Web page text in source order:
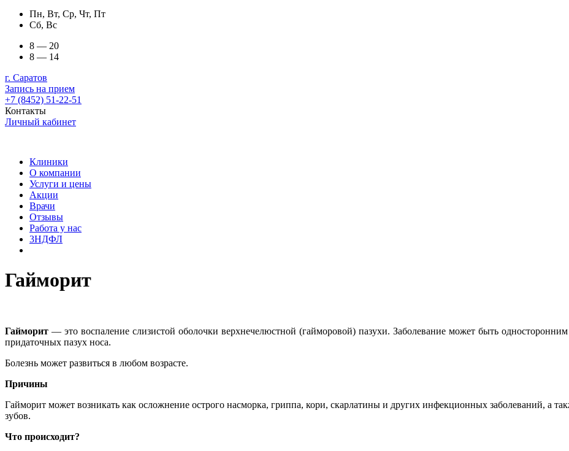
Пн, Вт, Ср, Чт, Пт
Сб, Вс
8 — 20
8 — 14
г. Саратов
Запись на прием
+7 (8452) 51-22-51
Контакты
Личный кабинет
Клиники
О компании
Услуги и цены
Акции
Врачи
Отзывы
Работа у нас
3НДФЛ
Гайморит
Гайморит — это воспаление слизистой оболочки верхнечелюстной (гайморовой) пазухи. Заболевание может быть
придаточных пазух носа.
Болезнь может развиться в любом возрасте.
Причины
Гайморит может возникать как осложнение острого насморка, гриппа, кори, скарлатины и других инфекционных заболеваний, а
зубов.
Что происходит?